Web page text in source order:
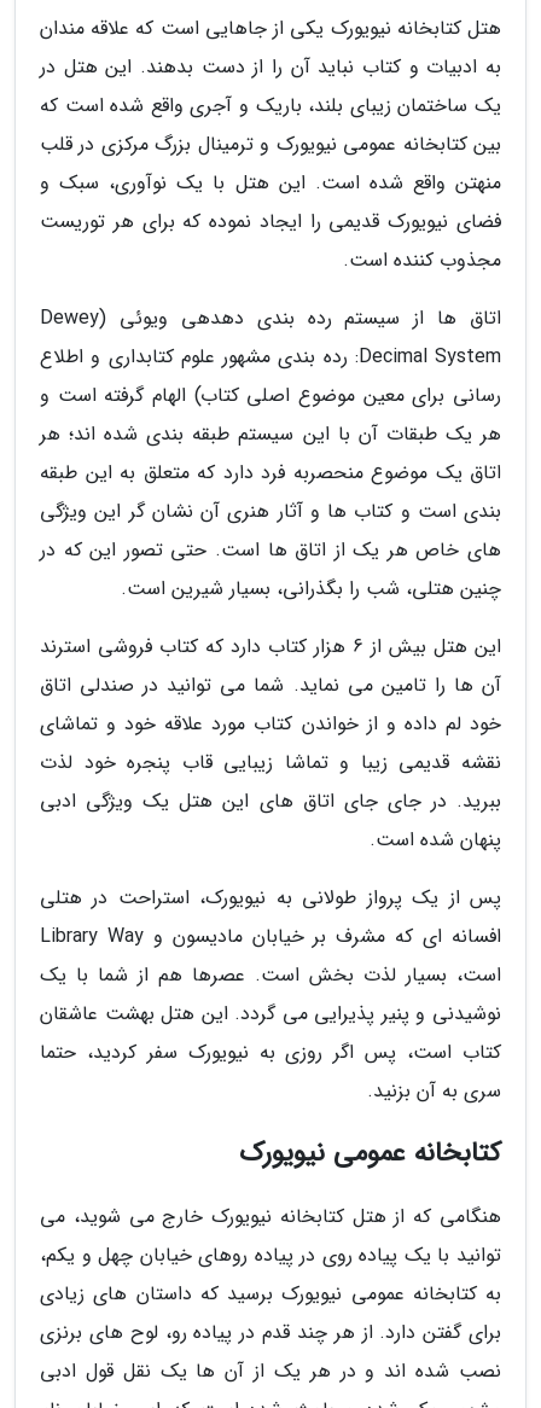
هتل کتابخانه نیویورک یکی از جاهایی است که علاقه مندان
به ادبیات و کتاب نباید آن را از دست بدهند. این هتل در
یک ساختمان زیبای بلند، باریک و آجری واقع شده است که
بین کتابخانه عمومی نیویورک و ترمینال بزرگ مرکزی در قلب
منهتن واقع شده است. این هتل با یک نوآوری، سبک و
فضای نیویورک قدیمی را ایجاد نموده که برای هر توریست
مجذوب کننده است.
اتاق ها از سیستم رده بندی دهدهی ویوئی (Dewey
Decimal System: رده بندی مشهور علوم کتابداری و اطلاع
رسانی برای معین موضوع اصلی کتاب) الهام گرفته است و
هر یک طبقات آن با این سیستم طبقه بندی شده اند؛ هر
اتاق یک موضوع منحصربه فرد دارد که متعلق به این طبقه
بندی است و کتاب ها و آثار هنری آن نشان گر این ویژگی
های خاص هر یک از اتاق ها است. حتی تصور این که در
چنین هتلی، شب را بگذرانی، بسیار شیرین است.
این هتل بیش از 6 هزار کتاب دارد که کتاب فروشی استرند
آن ها را تامین می نماید. شما می توانید در صندلی اتاق
خود لم داده و از خواندن کتاب مورد علاقه خود و تماشای
نقشه قدیمی زیبا و تماشا زیبایی قاب پنجره خود لذت
ببرید. در جای جای اتاق های این هتل یک ویژگی ادبی
پنهان شده است.
پس از یک پرواز طولانی به نیویورک، استراحت در هتلی
افسانه ای که مشرف بر خیابان مادیسون و Library Way
است، بسیار لذت بخش است. عصرها هم از شما با یک
نوشیدنی و پنیر پذیرایی می گردد. این هتل بهشت عاشقان
کتاب است، پس اگر روزی به نیویورک سفر کردید، حتما
سری به آن بزنید.
کتابخانه عمومی نیویورک
هنگامی که از هتل کتابخانه نیویورک خارج می شوید، می
توانید با یک پیاده روی در پیاده روهای خیابان چهل و یکم،
به کتابخانه عمومی نیویورک برسید که داستان های زیادی
برای گفتن دارد. از هر چند قدم در پیاده رو، لوح های برنزی
نصب شده اند و در هر یک از آن ها یک نقل قول ادبی